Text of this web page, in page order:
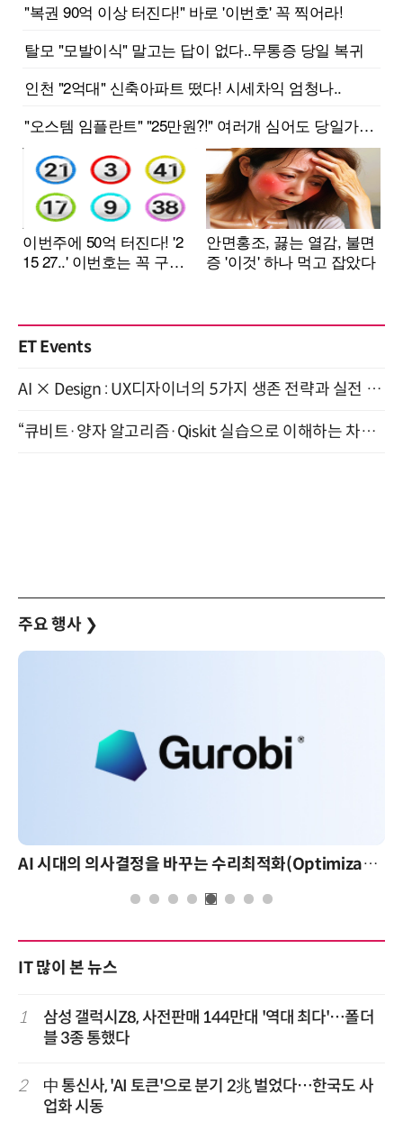
ET Events
AI × Design : UX디자이너의 5가지 생존 전략과 실전 대응 8월 28일 개최
“큐비트·양자 알고리즘·Qiskit 실습으로 이해하는 차세대 컴퓨팅” (8/28)
주요 행사 ❯
AI 시대의 의사결정을 바꾸는 수리최적화(Optimization): 실제 산업 적용 사례와 활용 전략
IT 많이 본 뉴스
1
삼성 갤럭시Z8, 사전판매 144만대 '역대 최다'…폴더
블 3종 통했다
2
中 통신사, 'AI 토큰'으로 분기 2兆 벌었다…한국도 사
업화 시동